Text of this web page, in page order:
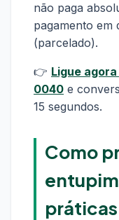
não paga
pagamento em
(parcelado).
👉 Ligue
0040 e
15 segundos.
Como
práticas